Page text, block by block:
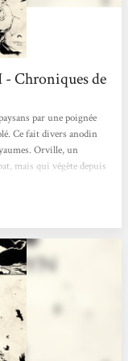
- Chroniques de
par une poignée
Ce fait divers anodin
Orville, un
mais qui végète depuis
le commando à tout